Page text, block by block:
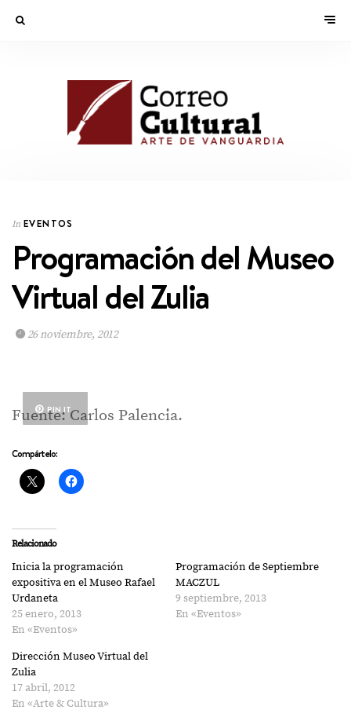
In EVENTOS
Programación del Museo
Virtual del Zulia
26 noviembre, 2012
PIN IT
Fuente: Carlos Palencia.
Compártelo:
Relacionado
Inicia la programación
expositiva en el Museo Rafael
Urdaneta
25 enero, 2013
En «Eventos»
Programación de Septiembre
MACZUL
9 septiembre, 2013
En «Eventos»
Dirección Museo Virtual del
Zulia
17 abril, 2012
En «Arte & Cultura»